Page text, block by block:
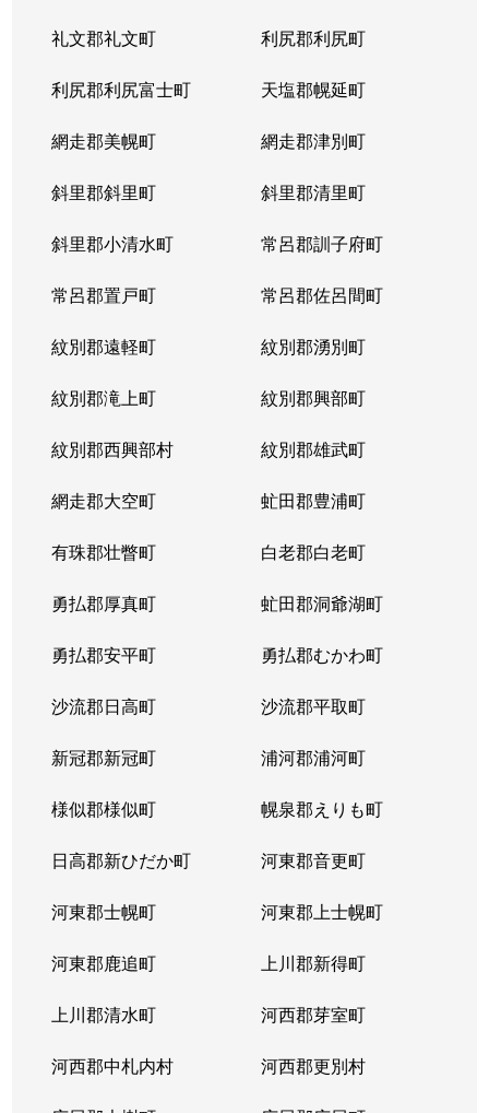
礼文郡礼文町 利尻郡利尻町
利尻郡利尻富士町 天塩郡幌延町
網走郡美幌町 網走郡津別町
斜里郡斜里町 斜里郡清里町
斜里郡小清水町 常呂郡訓子府町
常呂郡置戸町 常呂郡佐呂間町
紋別郡遠軽町 紋別郡湧別町
紋別郡滝上町 紋別郡興部町
紋別郡西興部村 紋別郡雄武町
網走郡大空町 虻田郡豊浦町
有珠郡壮瞥町 白老郡白老町
勇払郡厚真町 虻田郡洞爺湖町
勇払郡安平町 勇払郡むかわ町
沙流郡日高町 沙流郡平取町
新冠郡新冠町 浦河郡浦河町
様似郡様似町 幌泉郡えりも町
日高郡新ひだか町 河東郡音更町
河東郡士幌町 河東郡上士幌町
河東郡鹿追町 上川郡新得町
上川郡清水町 河西郡芽室町
河西郡中札内村 河西郡更別村